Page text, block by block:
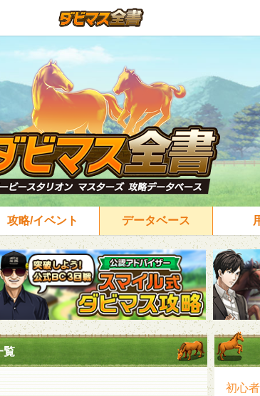
攻略/イベント データベース
覧
初心